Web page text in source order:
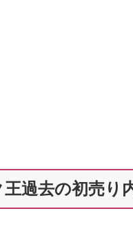
過去の初売り